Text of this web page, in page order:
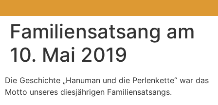
Familiensatsang am
10. Mai 2019
Die Geschichte „Hanuman und die Perlenkette“ war das
Motto unseres diesjährigen Familiensatsangs.